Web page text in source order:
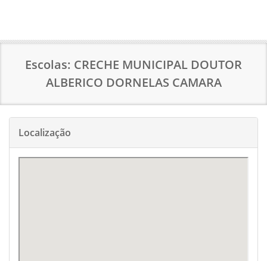
Escolas: CRECHE MUNICIPAL DOUTOR
ALBERICO DORNELAS CAMARA
Localização